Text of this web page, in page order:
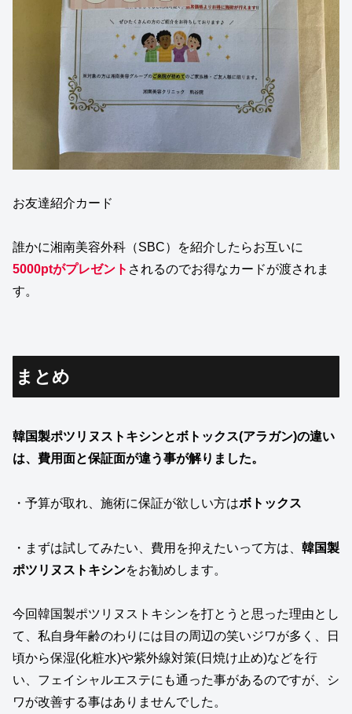
お友達紹介カード
誰かに湘南美容外科（SBC）を紹介したらお互いに
5000ptがプレゼント されるのでお得なカードが渡されま
す。
まとめ
韓国製ポツリヌストキシンとボトックス(アラガン)の違い
は、費用面と保証面が違う事が解りました。
・予算が取れ、施術に保証が欲しい方はボトックス
・まずは試してみたい、費用を抑えたいって方は、 韓国製
ポツリヌストキシンをお勧めします。
今回韓国製ポツリヌストキシンを打とうと思った理由とし
て、私自身年齢のわりには目の周辺の笑いジワが多く、日
頃から保湿(化粧水)や紫外線対策(日焼け止め)などを行
い、フェイシャルエステにも通った事があるのですが、シ
ワが改善する事はありませんでした。